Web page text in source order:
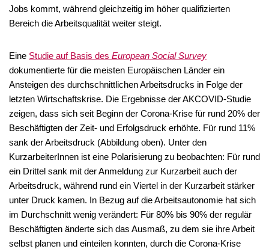
Jobs kommt, während gleichzeitig im höher qualifizierten
Bereich die Arbeitsqualität weiter steigt.
Eine Studie auf Basis des European Social Survey
dokumentierte für die meisten Europäischen Länder ein
Ansteigen des durchschnittlichen Arbeitsdrucks in Folge der
letzten Wirtschaftskrise. Die Ergebnisse der AKCOVID-Studie
zeigen, dass sich seit Beginn der Corona-Krise für rund 20% der
Beschäftigten der Zeit- und Erfolgsdruck erhöhte. Für rund 11%
sank der Arbeitsdruck (Abbildung oben). Unter den
KurzarbeiterInnen ist eine Polarisierung zu beobachten: Für rund
ein Drittel sank mit der Anmeldung zur Kurzarbeit auch der
Arbeitsdruck, während rund ein Viertel in der Kurzarbeit stärker
unter Druck kamen. In Bezug auf die Arbeitsautonomie hat sich
im Durchschnitt wenig verändert: Für 80% bis 90% der regulär
Beschäftigten änderte sich das Ausmaß, zu dem sie ihre Arbeit
selbst planen und einteilen konnten, durch die Corona-Krise